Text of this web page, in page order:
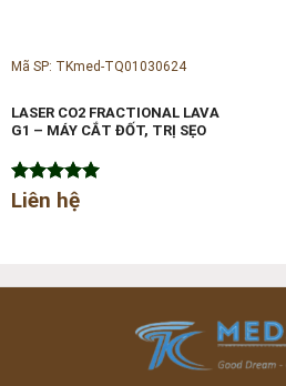
Mã SP: TKmed-TQ01030624
LASER CO2 FRACTIONAL LAVA
G1 – MÁY CẮT ĐỐT, TRỊ SẸO
Được xếp
5.00
Liên hệ